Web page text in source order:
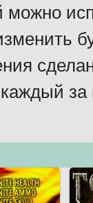
можно
за